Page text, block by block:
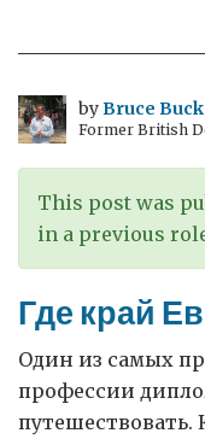
byBruce
Former British
This post was
in a previous
Где край
Один из самых
профессии
путешествовать.